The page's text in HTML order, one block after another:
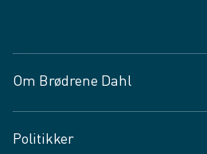
Om Brødrene Dahl
Vagttelefon 30 10 89 89
Politikker